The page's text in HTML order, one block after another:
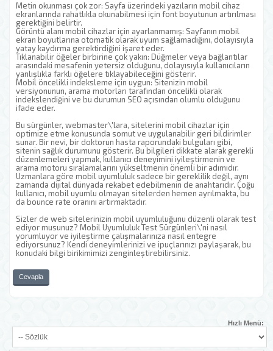
Metin okunması çok zor: Sayfa üzerindeki yazıların mobil cihaz
ekranlarında rahatlıkla okunabilmesi için font boyutunun artırılması
gerektiğini belirtir.
Görüntü alanı mobil cihazlar için ayarlanmamış: Sayfanın mobil
ekran boyutlarına otomatik olarak uyum sağlamadığını, dolayısıyla
yatay kaydırma gerektirdiğini işaret eder.
Tıklanabilir öğeler birbirine çok yakın: Düğmeler veya bağlantılar
arasındaki mesafenin yetersiz olduğunu, dolayısıyla kullanıcıların
yanlışlıkla farklı öğelere tıklayabileceğini gösterir.
Mobil öncelikli indeksleme için uygun: Sitenizin mobil
versiyonunun, arama motorları tarafından öncelikli olarak
indekslendiğini ve bu durumun SEO açısından olumlu olduğunu
ifade eder.
Bu sürgünler, webmaster\'lara, sitelerini mobil cihazlar için
optimize etme konusunda somut ve uygulanabilir geri bildirimler
sunar. Bir nevi, bir doktorun hasta raporundaki bulguları gibi,
sitenin sağlık durumunu gösterir. Bu bilgileri dikkate alarak gerekli
düzenlemeleri yapmak, kullanıcı deneyimini iyileştirmenin ve
arama motoru sıralamalarını yükseltmenin önemli bir adımıdır.
Uzmanlara göre mobil uyumluluk sadece bir gereklilik değil, aynı
zamanda dijital dünyada rekabet edebilmenin de anahtarıdır. Çoğu
kullanıcı, mobil uyumlu olmayan sitelerden hemen ayrılmakta, bu
da bounce rate oranını artırmaktadır.
Sizler de web sitelerinizin mobil uyumluluğunu düzenli olarak test
ediyor musunuz? Mobil Uyumluluk Test Sürgünleri\'ni nasıl
yorumluyor ve iyileştirme çalışmalarınıza nasıl entegre
ediyorsunuz? Kendi deneyimlerinizi ve ipuçlarınızı paylaşarak, bu
konudaki bilgi birikimimizi zenginleştirebilirsiniz.
Cevapla
Hızlı Menü: